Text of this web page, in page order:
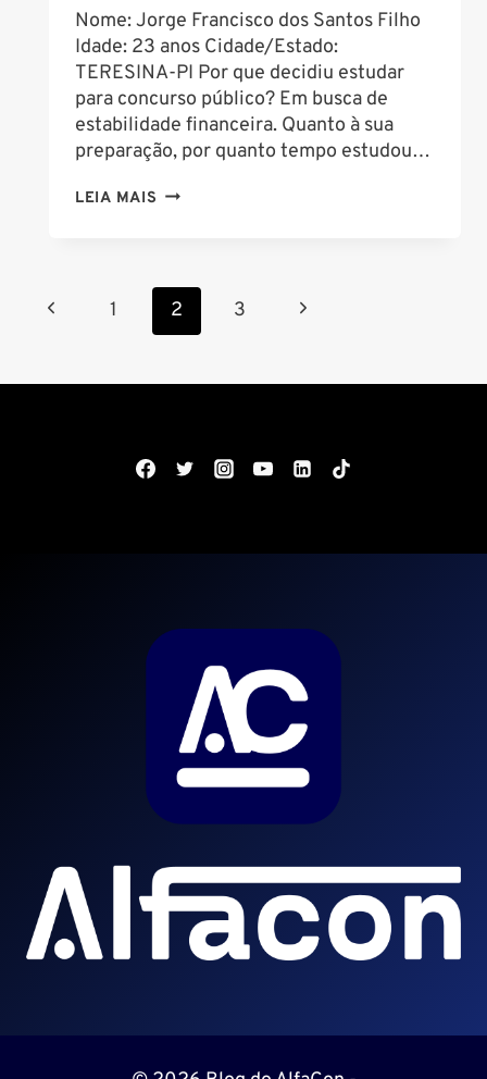
Nome: Jorge Francisco dos Santos Filho
Idade: 23 anos Cidade/Estado:
TERESINA-PI Por que decidiu estudar
para concurso público? Em busca de
estabilidade financeira. Quanto à sua
preparação, por quanto tempo estudou…
LEIA MAIS DEPOIMENTO
CONCURSO
–
DOS
SANTOS
Navegação
Página
Página
1 2 3
Página